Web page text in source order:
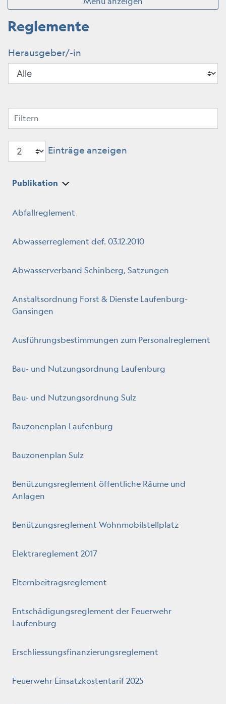
Reglemente
Herausgeber/-in
Filtern
Einträge anzeigen
Publikation
Abfallreglement
Abwasserreglement def. 03.12.2010
Abwasserverband Schinberg, Satzungen
Anstaltsordnung Forst & Dienste Laufenburg-
Gansingen
Ausführungsbestimmungen zum Personalreglement
Bau- und Nutzungsordnung Laufenburg
Bau- und Nutzungsordnung Sulz
Bauzonenplan Laufenburg
Bauzonenplan Sulz
Benützungsreglement öffentliche Räume und
Anlagen
Benützungsreglement Wohnmobilstellplatz
Elektrareglement 2017
Elternbeitragsreglement
Entschädigungsreglement der Feuerwehr
Laufenburg
Erschliessungsfinanzierungsreglement
Feuerwehr Einsatzkostentarif 2025